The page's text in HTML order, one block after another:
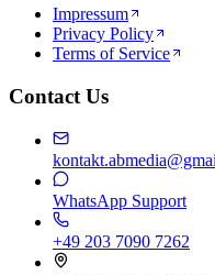
Impressum
Privacy Policy
Terms of Service
Contact Us
WhatsApp Support
+49 203 7090 7262